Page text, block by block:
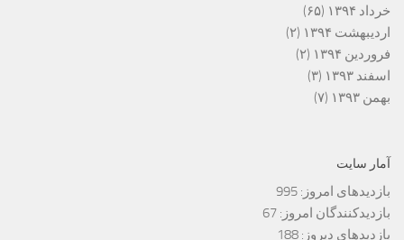
خرداد ۱۳۹۴
(۶۵)
اردیبهشت ۱۳۹۴
(۲)
فروردین ۱۳۹۴
(۲)
اسفند ۱۳۹۳
(۳)
بهمن ۱۳۹۳
(۷)
آمار سایت
بازدیدهای امروز: 995
بازدیدکنندگان امروز: 67
بازدیدهای دیروز: 188